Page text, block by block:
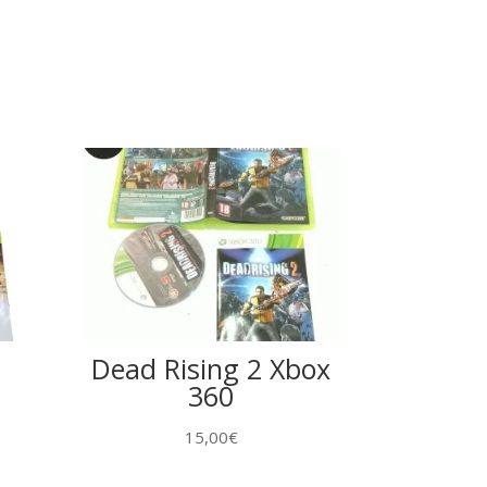
Dead Rising 2 Xbox
360
15,00€